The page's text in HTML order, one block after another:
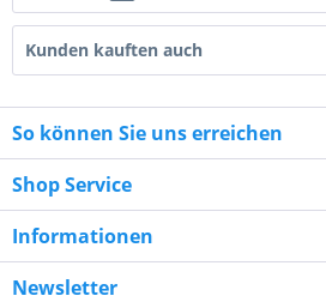
10 + 8 = ?
Kunden kauften auch
So können Sie uns erreichen
Shop Service
Informationen
Newsletter